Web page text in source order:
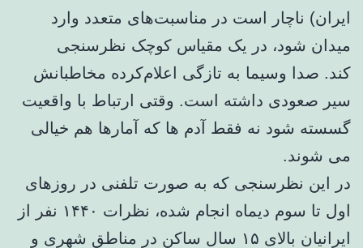
ایران) ناچار است در مناسبت‌های متعدد وارد
میدان شود، در یک مقیاس کوچک نظرسنجی
کند. صدا وسیما به تازگی اعلام‌کرده مخاطبانش
سیر صعودی داشته است. وقتی ارتباط با واقعیت
گسسته شود نه فقط آدم ها که آمارها هم خیالی
می شوند.
در این نظرسنجی که به صورت تلفنی در روزهای
اول ‏تا سوم دیماه انجام شده، نظرات ۱۴۴۰ نفر از
ایرانیان بالای ۱۵ سال ساکن در مناطق ‏شهری و